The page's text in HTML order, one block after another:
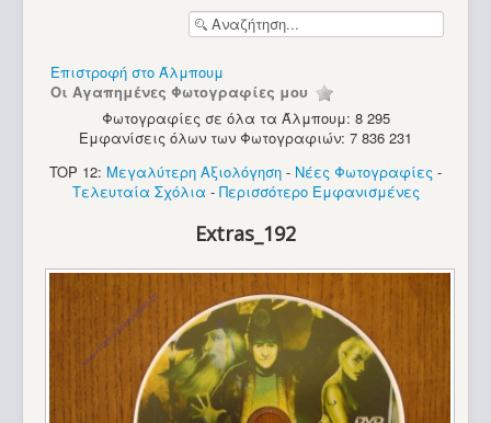
Alice (Matra Hachette)
Επιστροφή στο Άλμπουμ
Οι Αγαπημένες Φωτογραφίες μου
Φωτογραφίες σε όλα τα Άλμπουμ: 8 295
Εμφανίσεις όλων των Φωτογραφιών: 7 836 231
TOP 12: Μεγαλύτερη Αξιολόγηση - Νέες Φωτογραφίες -
Τελευταία Σχόλια - Περισσότερο Εμφανισμένες
Extras_192